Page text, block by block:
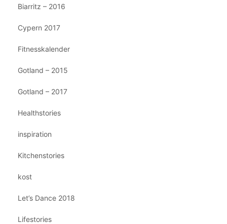
Biarritz – 2016
Cypern 2017
Fitnesskalender
Gotland – 2015
Gotland – 2017
Healthstories
inspiration
Kitchenstories
kost
Let’s Dance 2018
Lifestories